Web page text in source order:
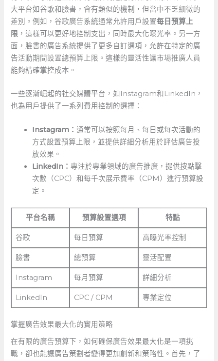
大平台如谷歌和臉書，會有類似的機制，但當中不乏細微的
差別。例如，谷歌廣告系統通常允許用戶設置每日預算上
限 ，這樣可以更好地控制支出，同時最大化曝光率。另一方
面，臉書的廣告系統提供了更多自訂選項，允許在特定的廣
告活動期間設置總預算上限。這樣的靈活性讓市場推廣人員
能夠精確掌控成本。
一些逐漸崛起的社交媒體平台，如Instagram和LinkedIn，
也為用戶提供了一系列費用控制的選擇： ⁤
Instagram：通常可以按照每月、每日或每次活動的
方式設置預算上限，並提供詳細分析用於評估廣告投
放效果。
LinkedIn：專注於專業領域的廣告推廣，提供按點擊
次數（CPC）和每千次展示費率（CPM）進行預算設
定。
平台名稱 預算設置選項 特點
谷歌 每日預算 高曝光率控制
臉書 總預算 靈活配置
Instagram 每月預算 詳細分析
LinkedIn CPC / CPM 專業定位
掌握廣告效果最大化的實用策略
在有限的廣告預算下，如何確保廣告效果最大化是一項挑
戰，卻也能讓廣告策劃者變得更加創新和策略性。首先，了